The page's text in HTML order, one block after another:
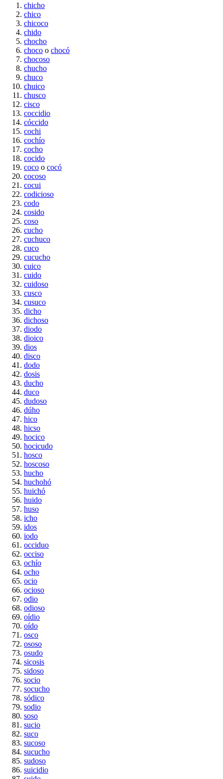
chicho
chico
chicoco
chido
chocho
choco o chocó
chocoso
chucho
chuco
chuico
chusco
cisco
coccidio
cóccido
cochi
cochío
cocho
cocido
coco o cocó
cocoso
cocui
codicioso
codo
cosido
coso
cucho
cuchuco
cuco
cucucho
cuico
cuido
cuidoso
cusco
cusuco
dicho
dichoso
diodo
dioico
dios
disco
dodo
dosis
ducho
duco
dudoso
dúho
hico
hicso
hocico
hocicudo
hosco
hoscoso
hucho
huchohó
huichó
huido
huso
icho
idos
iodo
occiduo
occiso
ochío
ocho
ocio
ocioso
odio
odioso
oídio
oído
osco
ososo
osudo
sicosis
sidoso
socio
socucho
sódico
sodio
soso
sucio
suco
sucoso
sucucho
sudoso
suicidio